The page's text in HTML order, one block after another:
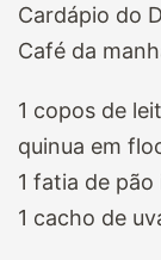
Cardápio do
Café da
1 copos de
quinua em
1 fatia de
1 cacho de